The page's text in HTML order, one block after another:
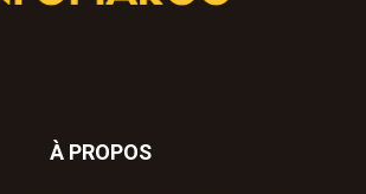
À PROPOS